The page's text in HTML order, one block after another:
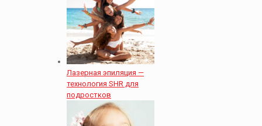
Лазерная эпиляция —
технология SHR для
подростков